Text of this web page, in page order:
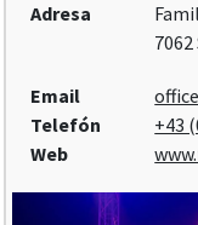
Adresa
Email
Telefón
+43
Web